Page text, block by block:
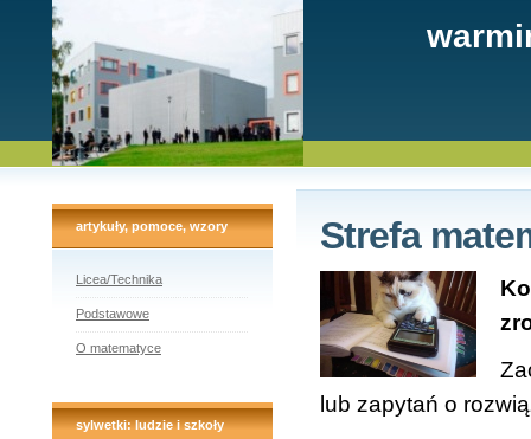
artykuły, pomoce, wzory
Licea/Technika
Podstawowe
O matematyce
sylwetki: ludzie i szkoły
Strefa
lub zapytań o